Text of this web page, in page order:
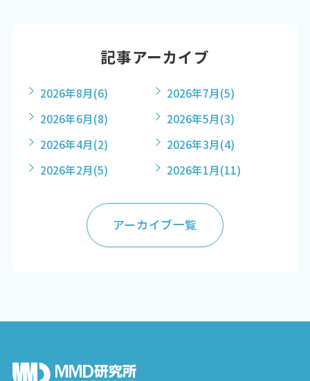
記事アーカイブ
2026年8月(6) 2026年7月(5)
2026年6月(8) 2026年5月(3)
2026年4月(2) 2026年3月(4)
2026年2月(5) 2026年1月(11)
アーカイブ一覧